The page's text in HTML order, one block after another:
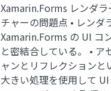
Xamarin.Forms レンダラ
チャーの問題点 • レンダ
Xamarin.Forms の UI コ
と密結合している。 • ア
ャンとリフレクションと
大きい処理を使用して